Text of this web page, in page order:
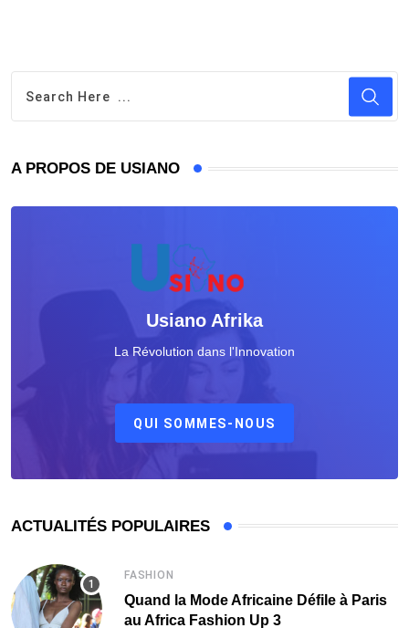
A PROPOS DE USIANO
Usiano Afrika
La Révolution dans l'Innovation
QUI SOMMES-NOUS
ACTUALITÉS POPULAIRES
FASHION
Quand la Mode Africaine Défile à Paris
au Africa Fashion Up 3